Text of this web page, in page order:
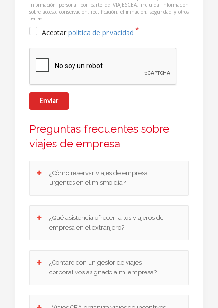
información personal por parte de VIAJESCEA, incluida información
sobre acceso, conservación, rectificación, eliminación, seguridad y otros
temas.
Aceptar política de privacidad
Enviar
Preguntas frecuentes sobre
viajes de empresa
¿Cómo reservar viajes de empresa
urgentes en el mismo día?
urgentes con confirmación inmediata en vuelos,
hoteles y alquiler de vehículos. Si tu compañía
resolvemos de forma rápida y segura.
¿Qué asistencia ofrecen a los viajeros de
empresa en el extranjero?
viaje por motivos laborales un servicio de
asistencia 24/7 en viajes de empresa, con
en cualquier parte del mundo.
¿Contaré con un gestor de viajes
corporativos asignado a mi empresa?